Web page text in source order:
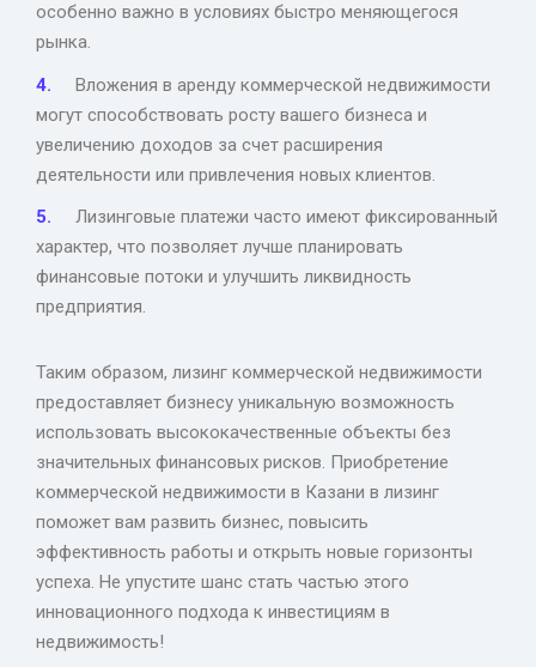
особенно важно в условиях быстро меняющегося
рынка.
Вложения в аренду коммерческой недвижимости
могут способствовать росту вашего бизнеса и
увеличению доходов за счет расширения
деятельности или привлечения новых клиентов.
Лизинговые платежи часто имеют фиксированный
характер, что позволяет лучше планировать
финансовые потоки и улучшить ликвидность
предприятия.
Таким образом, лизинг коммерческой недвижимости
предоставляет бизнесу уникальную возможность
использовать высококачественные объекты без
значительных финансовых рисков. Приобретение
коммерческой недвижимости в Казани в лизинг
поможет вам развить бизнес, повысить
эффективность работы и открыть новые горизонты
успеха. Не упустите шанс стать частью этого
инновационного подхода к инвестициям в
недвижимость!